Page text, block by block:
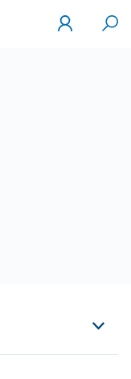
Mijn
WMD
Zoek